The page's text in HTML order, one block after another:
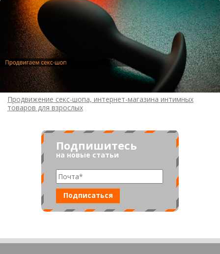
Продвижение секс-шопа, интернет-магазина интимных
товаров для взрослых
Подпишитесь
на новые статьи